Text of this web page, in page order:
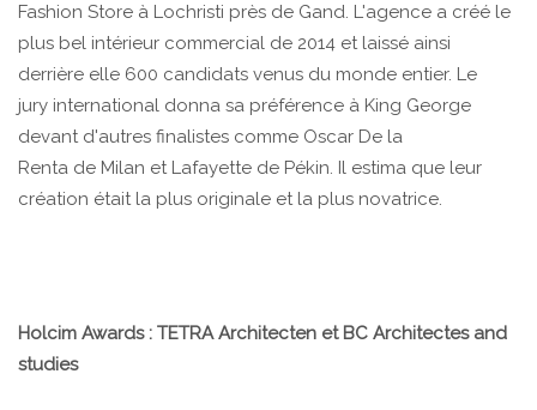
Fashion Store à Lochristi près de Gand. L'agence a créé le
plus bel intérieur commercial de 2014 et laissé ainsi
derrière elle 600 candidats venus du monde entier. Le
jury international donna sa préférence à King George
devant d'autres finalistes comme Oscar De la
Renta de Milan et Lafayette de Pékin. Il estima que leur
création était la plus originale et la plus novatrice.
Holcim Awards : TETRA Architecten et BC Architectes and
studies